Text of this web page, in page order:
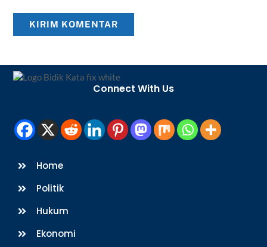
Back
Connect With Us
Home
Politik
Hukum
Ekonomi